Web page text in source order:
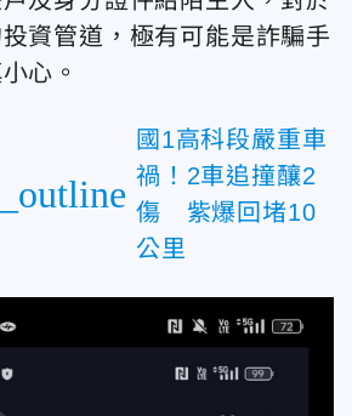
資管道，極有可能是詐騙手
心。
國1高科段嚴重車
禍！2車追撞釀2
傷 紫爆回堵10
公里